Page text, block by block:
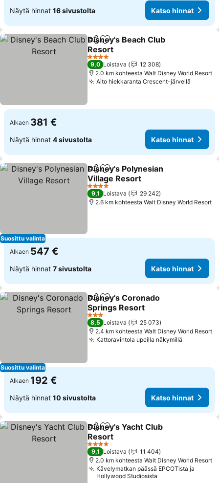
Näytä hinnat 16 sivustolta Katso hinnat
Jaa Lisää suosikkeihin
Disney's Beach Club
Resort
Katso hinnat
4 Tähtiluokitus
9,0 Loistava
12 308
2.0 km kohteesta Walt Disney World Resort
Aito hiekkaranta Crescent-järvellä
Alkaen 381 €
Näytä hinnat 4 sivustolta Katso hinnat
Suosittu valinta
Jaa Lisää suosikkeihin
Disney's Polynesian
Village Resort
Katso hinnat
4 Tähtiluokitus
9,1 Loistava
29 242
2.6 km kohteesta Walt Disney World Resort
Alkaen 547 €
Näytä hinnat 7 sivustolta Katso hinnat
Suosittu valinta
Jaa Lisää suosikkeihin
Disney's Coronado
Springs Resort
Katso hinnat
3 Tähtiluokitus
8,5 Loistava
25 073
2.4 km kohteesta Walt Disney World Resort
Kattoravintola upeilla näkymillä
Alkaen 192 €
Näytä hinnat 10 sivustolta Katso hinnat
Jaa Lisää suosikkeihin
Disney's Yacht Club
Resort
Katso hinnat
4 Tähtiluokitus
9,1 Loistava
11 404
2.0 km kohteesta Walt Disney World Resort
Kävelymatkan päässä EPCOTista ja
Hollywood Studiosista